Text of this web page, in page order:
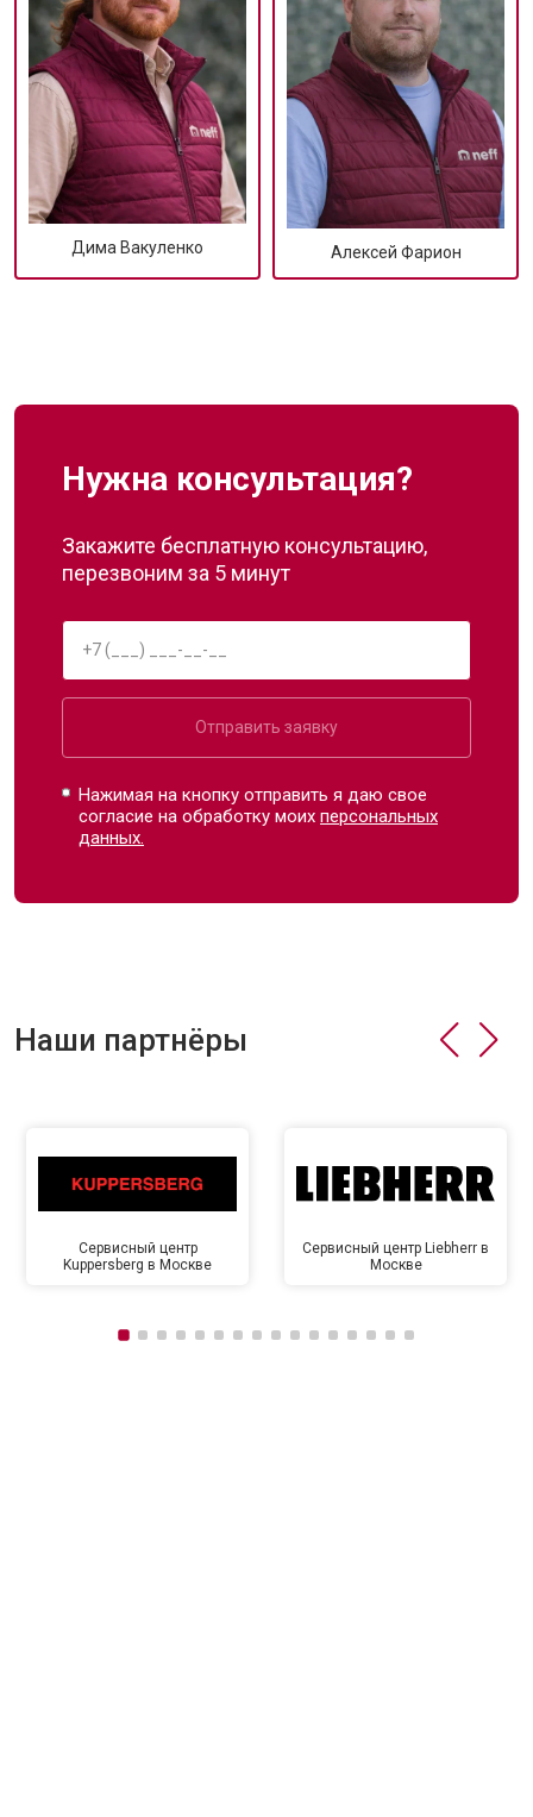
Дима Вакуленко Алексей Фарион
Нужна консультация?
Закажите бесплатную консультацию,
перезвоним за 5 минут
Отправить заявку
Нажимая на кнопку отправить я даю свое
согласие на обработку моихперсональных
данных.
Наши партнёры
Сервисный центр
Kuppersberg в Москве
Сервисный центр Liebherr в
Москве